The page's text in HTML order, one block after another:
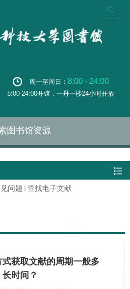
周一至周日： 8:00 - 24:00
8:00-24:00开馆，一丹一楼24小时开放
图书馆资源
问题 查找电子文献
获取文献的周期一般多
长时间？